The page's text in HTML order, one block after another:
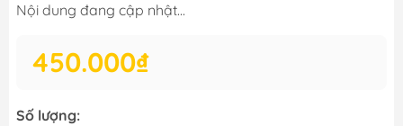
Nội dung đang cập nhật...
450.000₫
Số lượng: